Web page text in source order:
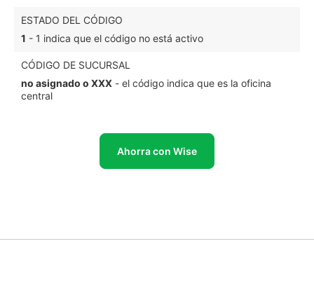
ESTADO DEL CÓDIGO
1 - 1 indica que el código no está activo
CÓDIGO DE SUCURSAL
no asignado o XXX - el código indica que es la oficina
central
Ahorra con Wise